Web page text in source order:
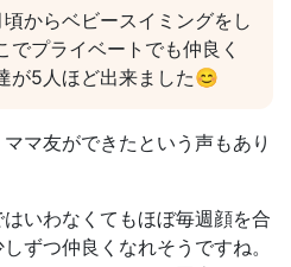
からベビースイミングをし
でプライベートでも仲良く
が5人ほど出来ました😊
マ友ができたという声もあり
いわなくてもほぼ毎週顔を合
ずつ仲良くなれそうですね。